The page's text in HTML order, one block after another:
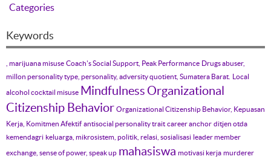
Categories
Keywords
, marijuana misuse Coach's Social Support, Peak Performance Drugs abuser,
millon personality type, personality, adversity quotient, Sumatera Barat. Local
alcohol cocktail misuse Mindfulness Organizational
Citizenship Behavior Organizational Citizenship Behavior, Kepuasan
Kerja, Komitmen Afektif antisocial personality trait career anchor ditjen otda
kemendagri keluarga, mikrosistem, politik, relasi, sosialisasi leader member
exchange, sense of power, speak up mahasiswa motivasi kerja murderer